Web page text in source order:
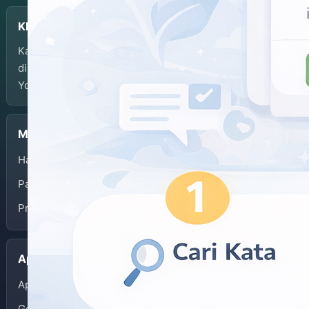
KBJI
Kamus Bahasa Jawa-Indonesia dikembangkan dan
dikelola oleh Balai Bahasa Provinsi Daerah Istimewa
Yogyakarta.
Menu
Halaman Depan
Panduan Penggunaan
Privacy Policy
Aplikasi
App Store